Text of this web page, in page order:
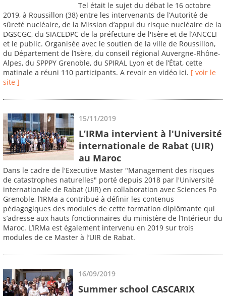
Tel était le sujet du débat le 16 octobre
2019, à Roussillon (38) entre les intervenants de l’Autorité de
sûreté nucléaire, de la Mission d’appui du risque nucléaire de la
DGSCGC, du SIACEDPC de la préfecture de l'Isère et de l’ANCCLI
et le public. Organisée avec le soutien de la ville de Roussillon,
du Département de l’Isère, du conseil régional Auvergne-Rhône-
Alpes, du SPPPY Grenoble, du SPIRAL Lyon et de l’État, cette
matinale a réuni 110 participants. A revoir en vidéo ici. [ voir le
site ]
15/11/2019
L’IRMa intervient à l'Université
internationale de Rabat (UIR)
au Maroc
Dans le cadre de l'Executive Master "Management des risques
de catastrophes naturelles" porté depuis 2018 par l'Université
internationale de Rabat (UIR) en collaboration avec Sciences Po
Grenoble, l’IRMa a contribué à définir les contenus
pédagogiques des modules de cette formation diplômante qui
s’adresse aux hauts fonctionnaires du ministère de l’Intérieur du
Maroc. L’IRMa est également intervenu en 2019 sur trois
modules de ce Master à l’UIR de Rabat.
16/09/2019
Summer school CASCARIX